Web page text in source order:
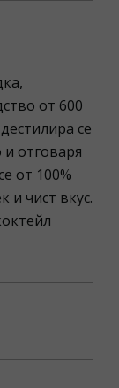
от 600
се
отговаря
от 100%
и чист вкус.